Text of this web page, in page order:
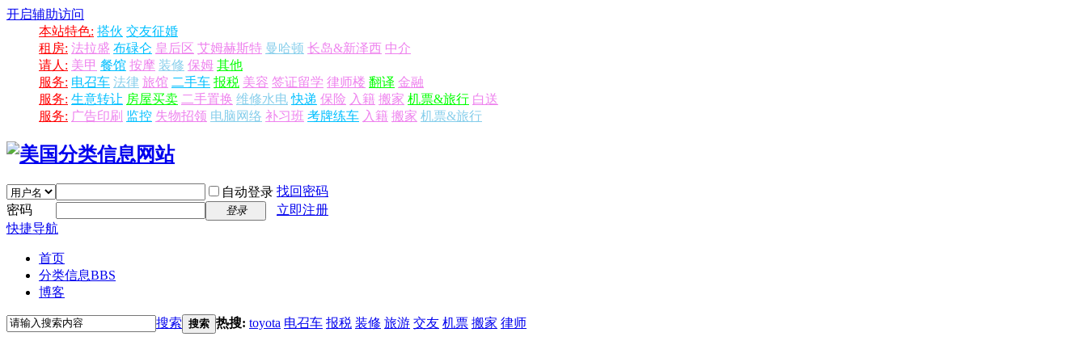
开启辅助访问
本站特色: 搭伙 交友征婚
租房: 法拉盛 布碌仑 皇后区 艾姆赫斯特 曼哈顿 长岛&新泽西 中介
请人: 美甲 餐馆 按摩 装修 保姆 其他
服务: 电召车 法律 旅馆 二手车 报税 美容 签证留学 律师楼 翻译 金融
服务: 生意转让 房屋买卖 二手置换 维修水电 快递 保险 入籍 搬家 机票&旅行 白送
服务: 广告印刷 监控 失物招领 电脑网络 补习班 考牌练车 入籍 搬家 机票&旅行
自动登录 找回密码
密码
登录
立即注册
快捷导航
首页
分类信息BBS
博客
搜索 搜索 热搜: toyota 电召车 报税 装修 旅游 交友 机票 搬家 律师